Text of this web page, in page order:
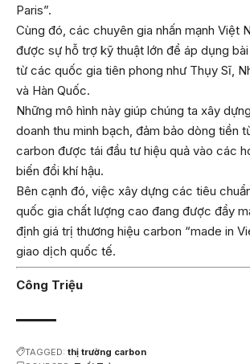
Paris”.
Cùng đó, các chuyên gia nhấn mạnh Việt
được sự hỗ trợ kỹ thuật lớn để áp dụng
từ các quốc gia tiên phong như Thụy Sĩ,
và Hàn Quốc.
Những mô hình này giúp chúng ta xây
doanh thu minh bạch, đảm bảo dòng tiền
carbon được tái đầu tư hiệu quả vào các
biến đổi khí hậu.
Bên cạnh đó, việc xây dựng các tiêu
quốc gia chất lượng cao đang được đẩy
định giá trị thương hiệu carbon “made in
giao dịch quốc tế.
Công Triệu
TAGGED: thị trường carbon